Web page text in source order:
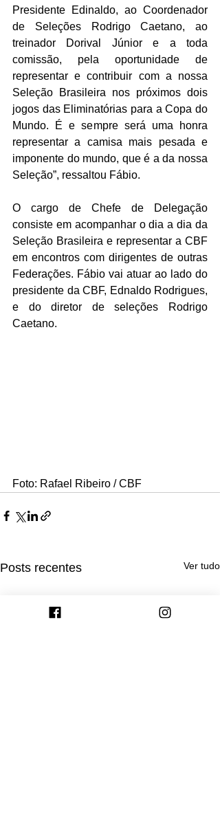
Presidente Edinaldo, ao Coordenador
de Seleções Rodrigo Caetano, ao
treinador Dorival Júnior e a toda
comissão, pela oportunidade de
representar e contribuir com a nossa
Seleção Brasileira nos próximos dois
jogos das Eliminatórias para a Copa do
Mundo. É e sempre será uma honra
representar a camisa mais pesada e
imponente do mundo, que é a da nossa
Seleção”, ressaltou Fábio.
O cargo de Chefe de Delegação
consiste em acompanhar o dia a dia da
Seleção Brasileira e representar a CBF
em encontros com dirigentes de outras
Federações. Fábio vai atuar ao lado do
presidente da CBF, Ednaldo Rodrigues,
e do diretor de seleções Rodrigo
Caetano.
Foto: Rafael Ribeiro / CBF
Posts recentes Ver tudo